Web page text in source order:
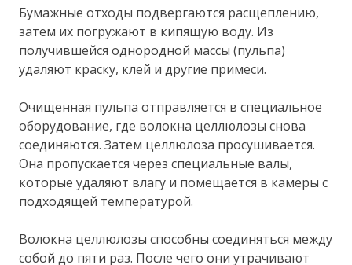
Бумажные отходы подвергаются расщеплению,
затем их погружают в кипящую воду. Из
получившейся однородной массы (пульпа)
удаляют краску, клей и другие примеси.
Очищенная пульпа отправляется в специальное
оборудование, где волокна целлюлозы снова
соединяются. Затем целлюлоза просушивается.
Она пропускается через специальные валы,
которые удаляют влагу и помещается в камеры с
подходящей температурой.
Волокна целлюлозы способны соединяться между
собой до пяти раз. После чего они утрачивают